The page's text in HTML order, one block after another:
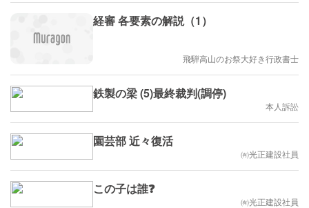
経審 各要素の解説（1）
飛騨高山のお祭大好き行政書士
鉄製の梁 (5)最終裁判(調停)
本人訴訟
園芸部 近々復活
㈲光正建設社員
この子は誰❓
㈲光正建設社員